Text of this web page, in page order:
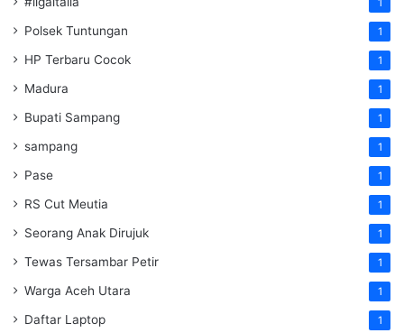
1
Polsek Tuntungan 1
HP Terbaru Cocok 1
Madura 1
Bupati Sampang 1
sampang 1
Pase 1
RS Cut Meutia 1
Seorang Anak Dirujuk 1
Tewas Tersambar Petir 1
Warga Aceh Utara 1
Daftar Laptop 1